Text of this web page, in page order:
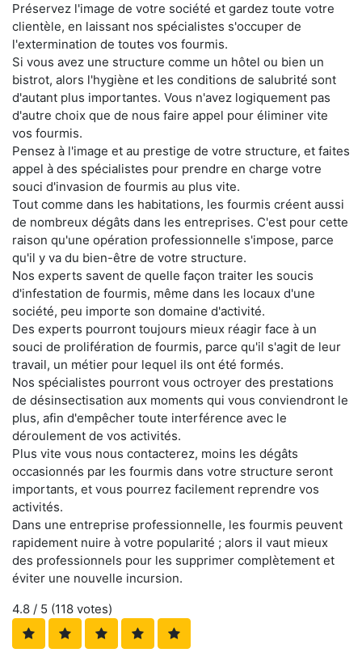
Préservez l'image de votre société et gardez toute votre
clientèle, en laissant nos spécialistes s'occuper de
l'extermination de toutes vos fourmis.
Si vous avez une structure comme un hôtel ou bien un
bistrot, alors l'hygiène et les conditions de salubrité sont
d'autant plus importantes. Vous n'avez logiquement pas
d'autre choix que de nous faire appel pour éliminer vite
vos fourmis.
Pensez à l'image et au prestige de votre structure, et faites
appel à des spécialistes pour prendre en charge votre
souci d'invasion de fourmis au plus vite.
Tout comme dans les habitations, les fourmis créent aussi
de nombreux dégâts dans les entreprises. C'est pour cette
raison qu'une opération professionnelle s'impose, parce
qu'il y va du bien-être de votre structure.
Nos experts savent de quelle façon traiter les soucis
d'infestation de fourmis, même dans les locaux d'une
société, peu importe son domaine d'activité.
Des experts pourront toujours mieux réagir face à un
souci de prolifération de fourmis, parce qu'il s'agit de leur
travail, un métier pour lequel ils ont été formés.
Nos spécialistes pourront vous octroyer des prestations
de désinsectisation aux moments qui vous conviendront le
plus, afin d'empêcher toute interférence avec le
déroulement de vos activités.
Plus vite vous nous contacterez, moins les dégâts
occasionnés par les fourmis dans votre structure seront
importants, et vous pourrez facilement reprendre vos
activités.
Dans une entreprise professionnelle, les fourmis peuvent
rapidement nuire à votre popularité ; alors il vaut mieux
des professionnels pour les supprimer complètement et
éviter une nouvelle incursion.
4.8 / 5 (118 votes)